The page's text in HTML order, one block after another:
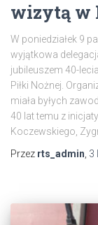
wizytą w
W poniedziałek 9
wyjątkowa
jubileuszem 40-
Piłki Nożnej.
miała byłych
40 lat temu z
Koczewskiego,
Przez rts_admin, 3